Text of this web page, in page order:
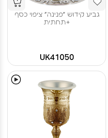
גביע קידוש "פנינה" ציפוי כסף
+תחתית
UK41050